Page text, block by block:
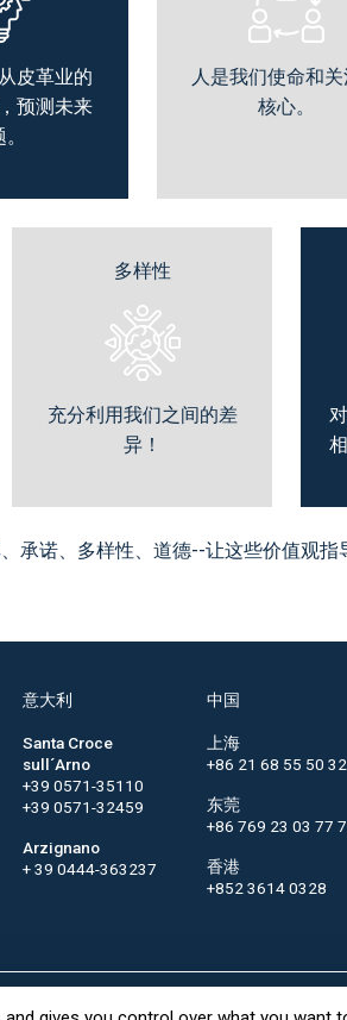
皮革业的
预测未来
人是我们使命和
核心。
多样性
充分利用我们之间的差
异！
承诺、多样性、道德--让这些价值观指
意大利
Santa Croce
sull´Arno
+39 0571-35110
+39 0571-32459
Arzignano
+ 39 0444-363237
中国
上海
+86 21 68 55 50 32
东莞
+86 769 23 03 77
香港
+852 3614 0328